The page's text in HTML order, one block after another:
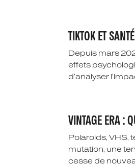
TIKTOK ET
Depuis mars
effets
d’analyser
VINTAGE ERA :
Polaroids, VHS,
mutation, une
cesse de